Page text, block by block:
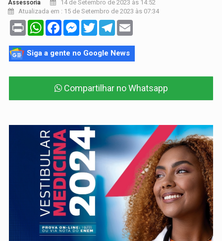
Assessoria
14 de Setembro de 2023 às 14:52
Atualizada em : 15 de Setembro de 2023 às 07:34
Print WhatsAppFacebookMessenger
TwitterTelegram
Siga a gente no Google News
Compartilhar no Whatsapp